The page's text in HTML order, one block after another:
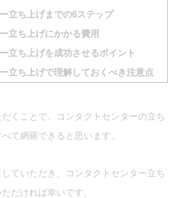
立ち上げまでの6ステップ
立ち上げにかかる費用
立ち上げを成功させるポイント
立ち上げで理解しておくべき注意点
くことで、コンタクトセンターの立ち
て網羅できると思います。
ていただき、コンタクトセンター立ち
だければ幸いです。